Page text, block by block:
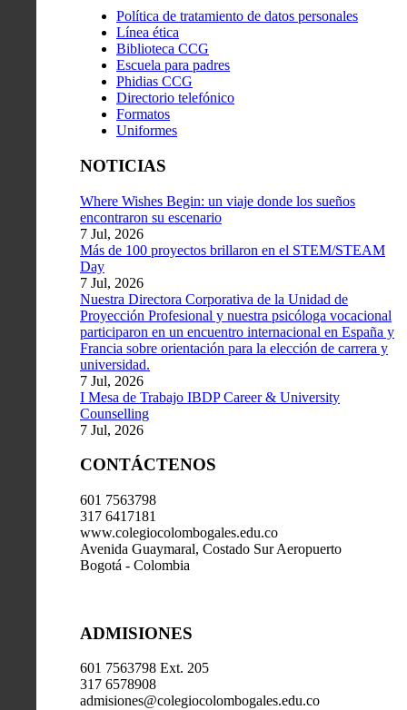
Política de tratamiento de datos personales
Línea ética
Biblioteca CCG
Escuela para padres
Phidias CCG
Directorio telefónico
Formatos
Uniformes
NOTICIAS
Where Wishes Begin: un viaje donde los sueños
encontraron su escenario
7 Jul, 2026
Más de 100 proyectos brillaron en el STEM/STEAM
Day
7 Jul, 2026
Nuestra Directora Corporativa de la Unidad de
Proyección Profesional y nuestra psicóloga vocacional
participaron en un encuentro internacional en España y
Francia sobre orientación para la elección de carrera y
universidad.
7 Jul, 2026
I Mesa de Trabajo IBDP Career & University
Counselling
7 Jul, 2026
CONTÁCTENOS
601 7563798
317 6417181
www.colegiocolombogales.edu.co
Avenida Guaymaral, Costado Sur Aeropuerto
Bogotá - Colombia
ADMISIONES
601 7563798 Ext. 205
317 6578908
admisiones@colegiocolombogales.edu.co